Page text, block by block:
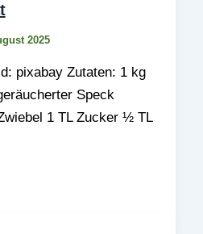
2025
pixabay Zutaten: 1 kg
Speck
1 TL Zucker ½ TL